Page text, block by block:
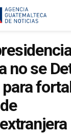
no se